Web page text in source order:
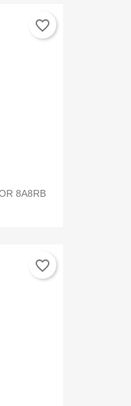
8A8RB
favorite_border
favorite_border